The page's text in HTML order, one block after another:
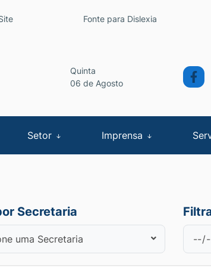
Fonte para Dislexia
Quinta
06 de Agosto
Setor Imprensa
Secretaria